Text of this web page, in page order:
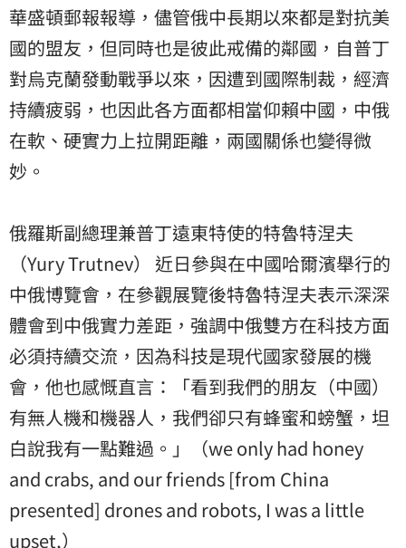
華盛頓郵報報導，儘管俄中長期以來都是對抗美
國的盟友，但同時也是彼此戒備的鄰國，自普丁
對烏克蘭發動戰爭以來，因遭到國際制裁，經濟
持續疲弱，也因此各方面都相當仰賴中國，中俄
在軟、硬實力上拉開距離，兩國關係也變得微
妙。
俄羅斯副總理兼普丁遠東特使的特魯特涅夫
（Yury Trutnev） 近日參與在中國哈爾濱舉行的
中俄博覽會，在參觀展覽後特魯特涅夫表示深深
體會到中俄實力差距，強調中俄雙方在科技方面
必須持續交流，因為科技是現代國家發展的機
會，他也感慨直言：「看到我們的朋友（中國）
有無人機和機器人，我們卻只有蜂蜜和螃蟹，坦
白說我有一點難過。」（we only had honey
and crabs, and our friends [from China
presented] drones and robots, I was a little
upset,）